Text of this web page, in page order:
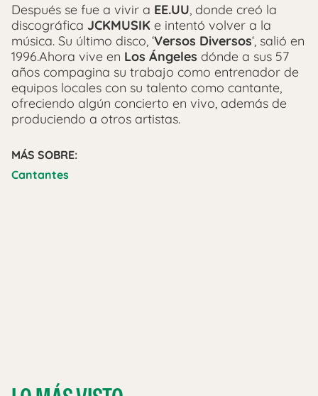
Después se fue a vivir a EE.UU , donde creó la
discográfica JCKMUSIK e intentó volver a la
música. Su último disco, ‘Versos Diversos‘, salió en
1996.Ahora vive en Los Ángeles dónde a sus 57
años compagina su trabajo como entrenador de
equipos locales con su talento como cantante,
ofreciendo algún concierto en vivo, además de
produciendo a otros artistas.
MÁS SOBRE:
Cantantes